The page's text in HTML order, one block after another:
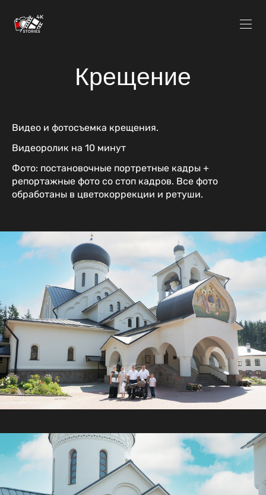
Крещение
Видео и фотосъемка крещения.
Видеоролик на 10 минут
Фото: постановочные портретные кадры +
репортажные фото со стоп кадров. Все фото
обработаны в цветокоррекции и ретуши.